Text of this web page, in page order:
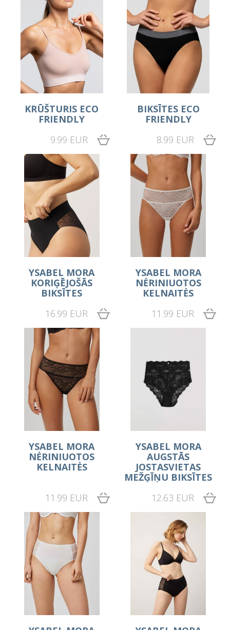
KRŪŠTURIS ECO
FRIENDLY
9.99 EUR
BIKSĪTES ECO
FRIENDLY
8.99 EUR
YSABEL MORA
KORIĢĒJOŠĀS
BIKSĪTES
16.99 EUR
YSABEL MORA
NĖRINIUOTOS
KELNAITĖS
11.99 EUR
YSABEL MORA
NĖRINIUOTOS
KELNAITĖS
11.99 EUR
YSABEL MORA
AUGSTĀS
JOSTASVIETAS
MEŽĢĪŅU BIKSĪTES
12.63 EUR